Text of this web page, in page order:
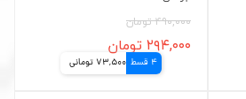
۴۹۰,۰۰۰ تومان
۲۹۴,۰۰۰ تومان
4 قسط 73,500 تومانی